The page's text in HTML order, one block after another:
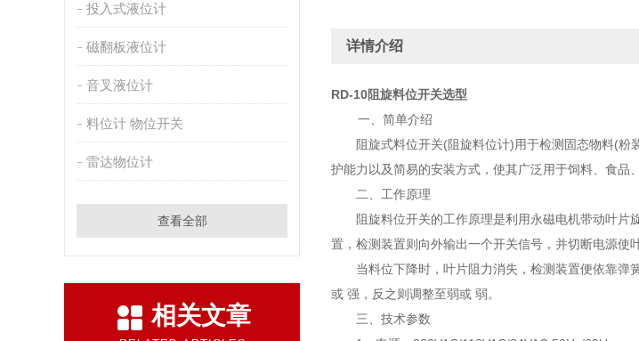
投入式液位计
磁翻板液位计
音叉液位计
料位计 物位开关
雷达物位计
查看全部
相关文章
详情介绍
RD-10阻旋料位开关选型
一、简单介绍
阻旋式料位开关(阻旋料位计)用于检测固态物料(粉
护能力以及简易的安装方式，使其广泛用于饲料、食品
二、工作原理
阻旋料位开关的工作原理是利用永磁电机带动叶片
置，检测装置则向外输出一个开关信号，并切断电源使
当料位下降时，叶片阻力消失，检测装置便依靠弹
或 强，反之则调整至弱或 弱。
三、技术参数